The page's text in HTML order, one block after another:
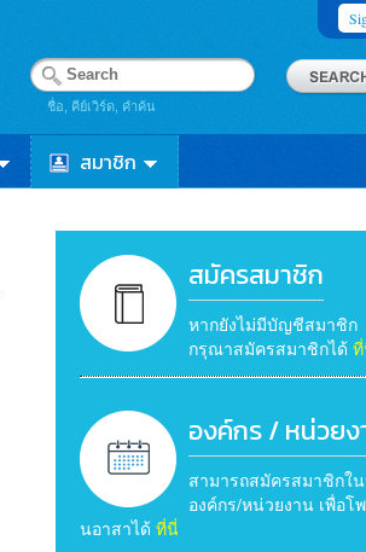
ชื่อ, คีย์เวิร์ด, คำค้น
สมาชิก
สมัครสมาชิก
หากยังไม่มีบัญชีสมาชิก
กรุณาสมัครสมาชิกได้
องค์กร / หน่วยง
สามารถสมัครสมาชิกใ
องค์กร/หน่วยงาน เพื่อโ
นอาสาได้ ที่นี่